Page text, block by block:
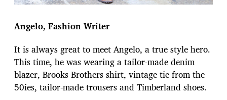
Angelo, Fashion Writer
It is always great to meet Angelo, a true style hero.
This time, he was wearing a tailor-made denim
blazer, Brooks Brothers shirt, vintage tie from the
50ies, tailor-made trousers and Timberland shoes.